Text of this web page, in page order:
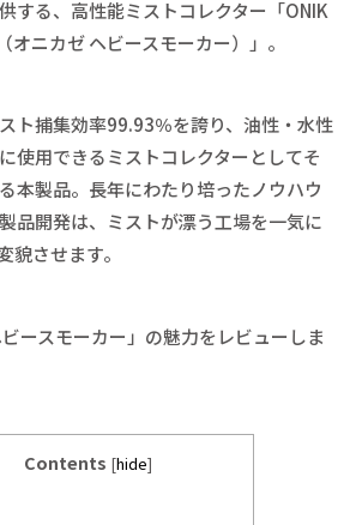
する、高性能ミストコレクター「ONIK
ニカゼ ヘビースモーカー）」。
ト捕集効率99.93％を誇り、油性・水性
使用できるミストコレクターとしてそ
本製品。長年にわたり培ったノウハウ
品開発は、ミストが漂う工場を一気に
貌させます。
ースモーカー」の魅力をレビューしま
Contents [hide]